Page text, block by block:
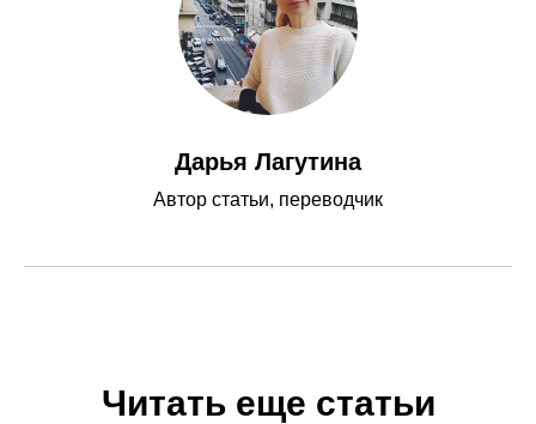
Дарья Лагутина
Автор статьи, переводчик
Читать еще статьи